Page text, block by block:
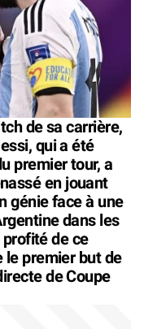
de sa carrière,
qui a été
premier tour, a
en jouant
génie face à une
dans les
de ce
le premier but de
de Coupe